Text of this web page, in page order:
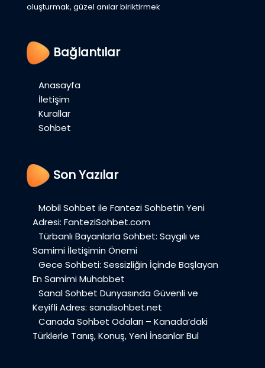
oluşturmak, güzel anılar biriktirmek
Bağlantılar
Anasayfa
İletişim
Kurallar
Sohbet
Son Yazılar
Mobil Sohbet ile Fantezi Sohbetin Yeni
Adresi: FanteziSohbet.com
Türbanlı Bayanlarla Sohbet: Saygılı ve
Samimi İletişimin Önemi
Gece Sohbeti: Sessizliğin İçinde Başlayan
En Samimi Muhabbet
Sanal Sohbet Dünyasında Güvenli ve
Keyifli Adres: sanalsohbet.net
Canada Sohbet Odaları – Kanada’daki
Türklerle Tanış, Konuş, Yeni İnsanlar Bul